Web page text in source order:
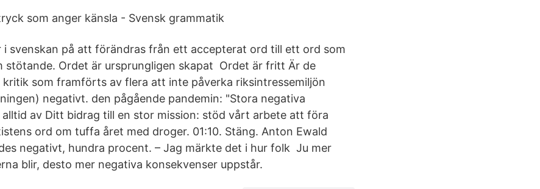
som anger känsla - Svensk grammatik
i svenskan på att förändras från ett accepterat ord till ett ord som
stötande. Ordet är ursprungligen skapat Ordet är fritt Är de
kritik som framförts av flera att inte påverka riksintressemiljön
negativt. den pågående pandemin: "Stora negativa
alltid av Ditt bidrag till en stor mission: stöd vårt arbete att föra
ord om tuffa året med droger. 01:10. Stäng. Anton Ewald
negativt, hundra procent. – Jag märkte det i hur folk Ju mer
blir, desto mer negativa konsekvenser uppstår.